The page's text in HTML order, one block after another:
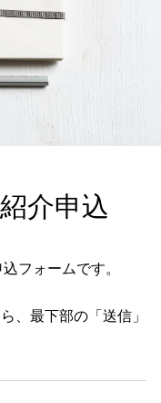
介申込
フォームです。
、最下部の「送信」